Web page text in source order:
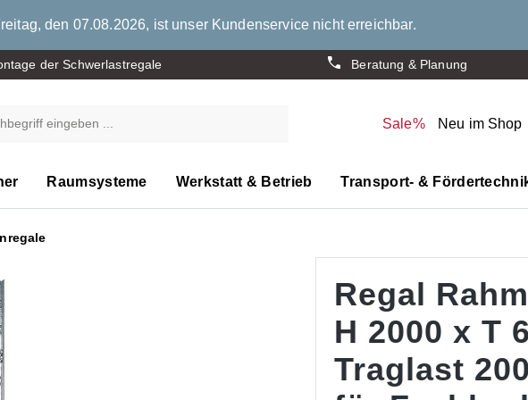
den 07.08.2026, ist unser Kundenservice nicht erreichbar.
der Schwerlastregale Beratung & Planung
Sale% Neu im Shop
Raumsysteme Werkstatt & Betrieb Transport- &
Regal
H 2000 x T
Traglast